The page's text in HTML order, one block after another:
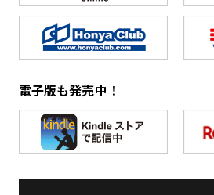
電子版も発売中！